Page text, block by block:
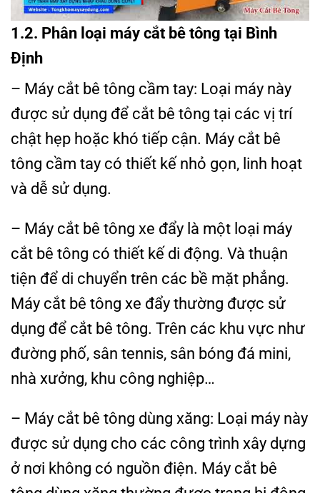
1.2. Phân loại máy cắt bê tông tại Bình
Định
– Máy cắt bê tông cầm tay: Loại máy này
được sử dụng để cắt bê tông tại các vị trí
chật hẹp hoặc khó tiếp cận. Máy cắt bê
tông cầm tay có thiết kế nhỏ gọn, linh hoạt
và dễ sử dụng.
– Máy cắt bê tông xe đẩy là một loại máy
cắt bê tông có thiết kế di động. Và thuận
tiện để di chuyển trên các bề mặt phẳng.
Máy cắt bê tông xe đẩy thường được sử
dụng để cắt bê tông. Trên các khu vực như
đường phố, sân tennis, sân bóng đá mini,
nhà xưởng, khu công nghiệp…
– Máy cắt bê tông dùng xăng: Loại máy này
được sử dụng cho các công trình xây dựng
ở nơi không có nguồn điện. Máy cắt bê